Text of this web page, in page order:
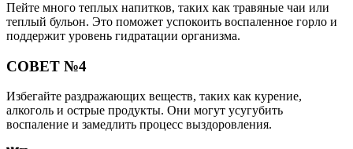
Пейте много теплых напитков, таких как травяные чаи или
теплый бульон. Это поможет успокоить воспаленное горло и
поддержит уровень гидратации организма.
СОВЕТ №4
Избегайте раздражающих веществ, таких как курение,
алкоголь и острые продукты. Они могут усугубить
воспаление и замедлить процесс выздоровления.